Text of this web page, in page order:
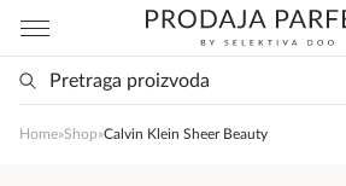
Home»Shop»Calvin Klein Sheer Beauty